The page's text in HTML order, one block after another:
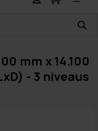
mm x 14.100
- 3 niveaus